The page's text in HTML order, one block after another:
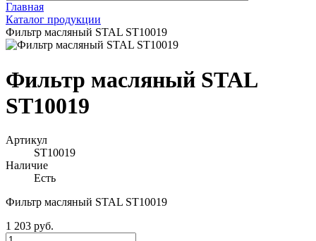
Главная
Каталог продукции
Фильтр масляный STAL ST10019
Фильтр масляный STAL
ST10019
Артикул
ST10019
Наличие
Есть
Фильтр масляный STAL ST10019
1 203 руб.